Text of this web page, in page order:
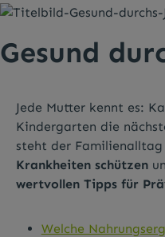
Gesund
Jede Mutter kennt es:
Kindergarten die
steht der
Krankheiten schützen
wertvollen Tipps für
Welche